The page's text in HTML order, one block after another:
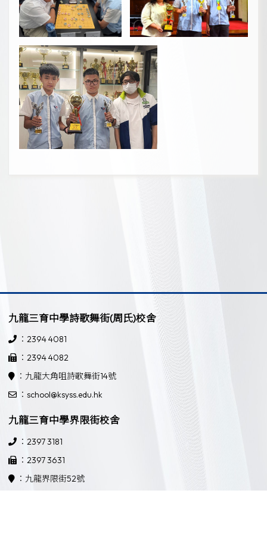
九龍三育中學詩歌舞街(周氏)校舍
：2394 4081
：2394 4082
：九龍大角咀詩歌舞街14號
：school@ksyss.edu.hk
九龍三育中學界限街校舍
：2397 3181
：2397 3631
：九龍界限街52號